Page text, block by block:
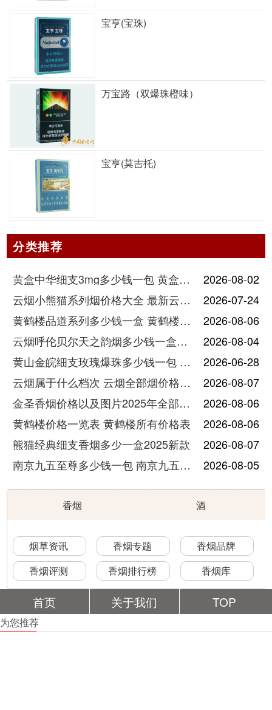
宝亨(宝珠)
万宝路（双爆珠橙味）
宝亨(莫吉托)
分类推荐
黄盒中华细支3mg多少钱一包 黄盒中华细支3mg香烟价格查询
2026-08-02
云烟小熊猫系列烟价格大全 最新云烟小熊猫图片报价
2026-07-24
黄鹤楼品道系列多少钱一盒 黄鹤楼品道系列香烟价格表图片
2026-08-06
云烟呼伦贝尔天之韵烟多少钱一盒中支价格
2026-08-04
黄山金皖细支玫瑰爆珠多少钱一包 黄山金皖细支玫瑰爆珠2025最新价格
2026-06-28
云烟属于什么档次 云烟全部烟价格表大全
2026-08-07
金圣香烟价格以及图片2025年全部价格
2026-08-06
黄鹤楼价格一览表 黄鹤楼所有价格表
2026-08-06
熊猫经典细支香烟多少一盒2025新款
2026-08-07
南京九五至尊多少钱一包 南京九五至尊价格及图片
2026-08-05
香烟 酒
烟草资讯 香烟专题
香烟品牌
香烟评测
香烟排行榜 香烟库
首页 关于我们 TOP
为您推荐